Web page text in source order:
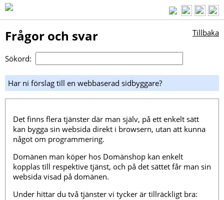
Frågor och svar Tillbaka
Sökord:
Har ni förslag till en webbaserad sidbyggare?
Det finns flera tjänster där man själv, på ett enkelt sätt
kan bygga sin websida direkt i browsern, utan att kunna
något om programmering.
Domänen man köper hos Domänshop kan enkelt
kopplas till respektive tjänst, och på det sättet får man sin
websida visad på domänen.
Under hittar du två tjänster vi tycker är tillräckligt bra: